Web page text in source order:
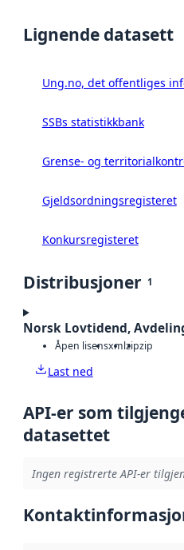
Lignende datasett
Ung.no, det offentliges
SSBs statistikkbank
Grense- og
Gjeldsordningsregisteret
Konkursregisteret
Distribusjoner 1
Norsk Lovtidend,
Åpen lisensxmlzipzip
Last ned
API-er som
datasettet
Ingen registrerte API-er